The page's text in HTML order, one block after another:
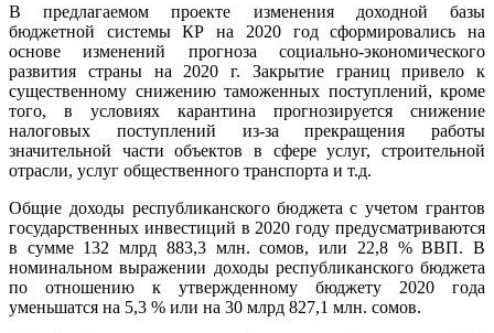
В предлагаемом проекте изменения доходной базы
бюджетной системы КР на 2020 год сформировались на
основе изменений прогноза социально-экономического
развития страны на 2020 г. Закрытие границ привело к
существенному снижению таможенных поступлений, кроме
того, в условиях карантина прогнозируется снижение
налоговых поступлений из-за прекращения работы
значительной части объектов в сфере услуг, строительной
отрасли, услуг общественного транспорта и т.д.
Общие доходы республиканского бюджета с учетом грантов
государственных инвестиций в 2020 году предусматриваются
в сумме 132 млрд 883,3 млн. сомов, или 22,8 % ВВП. В
номинальном выражении доходы республиканского бюджета
по отношению к утвержденному бюджету 2020 года
уменьшатся на 5,3 % или на 30 млрд 827,1 млн. сомов.